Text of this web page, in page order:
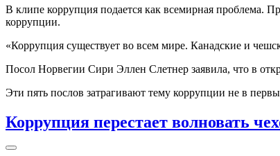
В клипе коррупция подается как всемирная проблема.
коррупции.
«Коррупция существует во всем мире. Канадские и
Посол Норвегии Сири Эллен Слетнер заявила, что в
Эти пять послов затрагивают тему коррупции не в
Коррупция перестает волновать